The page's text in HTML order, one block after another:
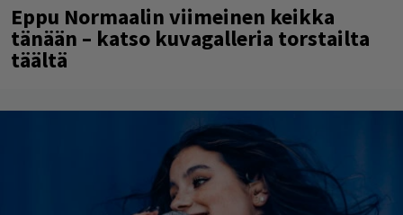
Eppu Normaalin viimeinen keikka
tänään – katso kuvagalleria torstailta
täältä